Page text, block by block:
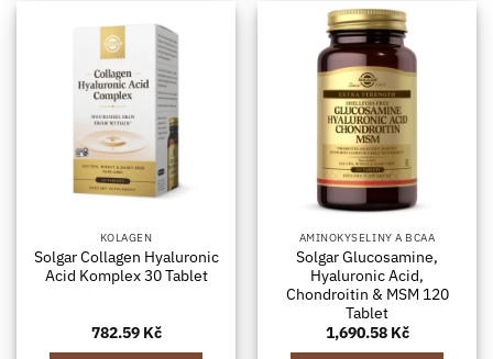
KOLAGEN
Solgar Collagen Hyaluronic
Acid Komplex 30 Tablet
782.59 Kč
AMINOKYSELINY A BCAA
Solgar Glucosamine,
Hyaluronic Acid,
Chondroitin & MSM 120
Tablet
1,690.58 Kč